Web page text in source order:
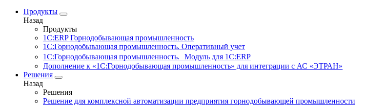
Продукты
Назад
Продукты
1С:ERP Горнодобывающая промышленность
1С:Горнодобывающая промышленность. Оперативный учет
1С:Горнодобывающая промышленность. Модуль для 1С:ERP
Дополнение к «1С:Горнодобывающая промышленность» для интеграции с АС «ЭТРАН»
Решения
Назад
Решения
Решение для комплексной автоматизации предприятия горнодобывающей промышленности